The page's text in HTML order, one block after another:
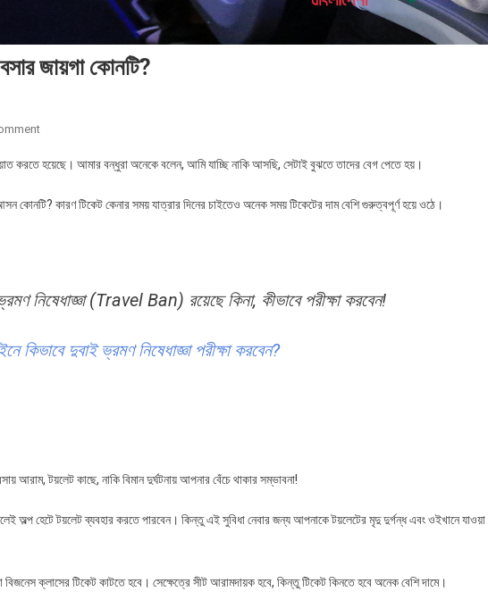
জায়গা কোনটি?
On
সবচেয়ে
খারাপ
করতে হয়েছে। আমার বন্ধুরা অনেকে বলেন, আমি যাচ্ছি নাকি আসছি, সেটাই বুঝতে তাদের বেগ পেতে হয়।
কোনটি? কারণ টিকেট কেনার সময় যাত্রার দিনের চাইতেও অনেক সময় টিকেটের দাম বেশি গুরুত্বপূর্ণ হয়ে ওঠে।
নিষেধাজ্ঞা (Travel Ban) রয়েছে কিনা, কীভাবে পরীক্ষা করবেন!
কিভাবে দুবাই ভ্রমণ নিষেধাজ্ঞা পরীক্ষা করবেন?
আরাম, টয়লেট কাছে, নাকি বিমান দুর্ঘটনায় আপনার বেঁচে থাকার সম্ভাবনা!
অল্প হেটে টয়লেট ব্যবহার করতে পারবেন। কিন্তু এই সুবিধা নেবার জন্য আপনাকে টয়লেটের মৃদু দুর্গন্ধ এবং ওইখানে যাওয়া
ক্লাসের টিকেট কাটতে হবে। সেক্ষেত্রে সীট আরামদায়ক হবে, কিন্তু টিকেট কিনতে হবে অনেক বেশি দামে।